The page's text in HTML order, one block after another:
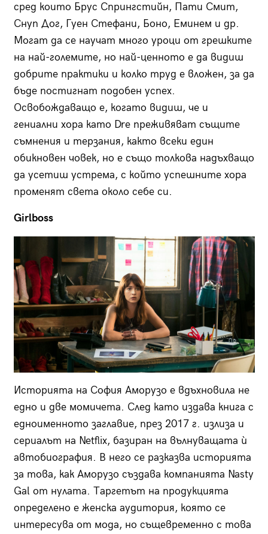
сред които Брус Спрингстийн, Пати Смит,
Снуп Дог, Гуен Стефани, Боно, Еминем и др.
Могат да се научат много уроци от грешките
на най-големите, но най-ценното е да видиш
добрите практики и колко труд е вложен, за да
бъде постигнат подобен успех.
Освобождаващо е, когато видиш, че и
гениални хора като Dre преживяват същите
съмнения и терзания, както всеки един
обикновен човек, но е също толкова надъхващо
да усетиш устрема, с който успешните хора
променят света около себе си.
Girlboss
Историята на София Аморузо е вдъхновила не
едно и две момичета. След като издава книга с
едноименното заглавие, през 2017 г. излиза и
сериалът на Netflix, базиран на вълнуващата ѝ
автобиография. В него се разказва историята
за това, как Аморузо създава компанията Nasty
Gal от нулата. Таргетът на продукцията
определено е женска аудитория, която се
интересува от мода, но същевременно с това